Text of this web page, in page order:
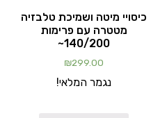
כיסויי מיטה ושמיכת טלבזיה
מטטרה עם פרימות
140/200~
₪299.00
נגמר המלאי!